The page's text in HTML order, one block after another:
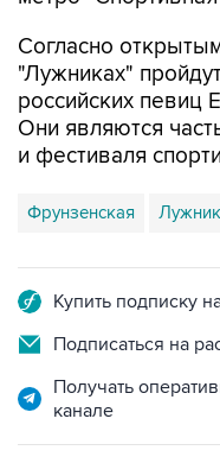
Согласно
"Лужниках"
российских певиц
Они являются
и фестиваля
Фрунзенская
Купить подписку
Подписаться на
Получать
канале